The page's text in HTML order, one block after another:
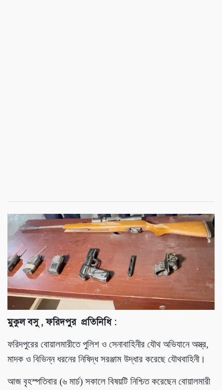
মুকুল বসু , ফরিদপুর প্রতিনিধি :
ফরিদপুরের বোয়ালমারীতে পুলিশ ও সেনাবাহিনীর যৌথ অভিযানে অস্ত্র,
মাদক ও বিভিন্ন ধরনের নিষিদ্ধ সরঞ্জাম উদ্ধার করেছে যৌথবাহিনী।
আজ বৃহস্পতিবার (৬ মার্চ) সকালে বিষয়টি নিশ্চিত করেছেন বোয়ালমারী